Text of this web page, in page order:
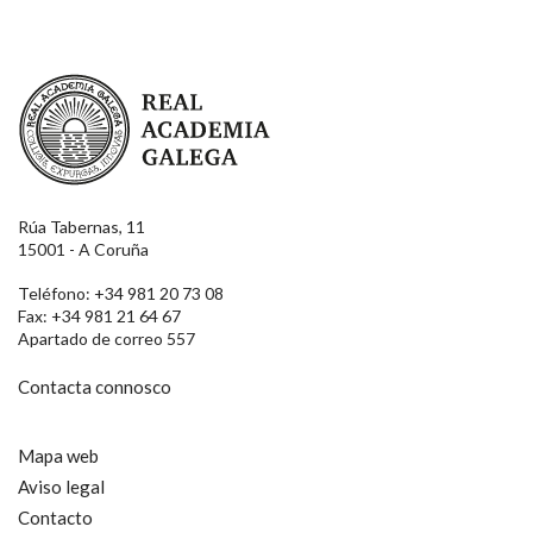
Real Academia Galega
Rúa Tabernas, 11
15001 - A Coruña
Teléfono: +34 981 20 73 08
Fax: +34 981 21 64 67
Apartado de correo 557
Contacta connosco
Mapa web
Aviso legal
Contacto